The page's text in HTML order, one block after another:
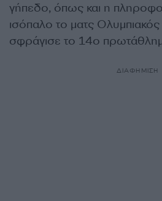
γήπεδο, όπως και η
ισόπαλο το ματς
σφράγισε το 14ο
ΔΙΑΦΗΜΙΣΗ